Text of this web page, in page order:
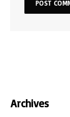
Archives